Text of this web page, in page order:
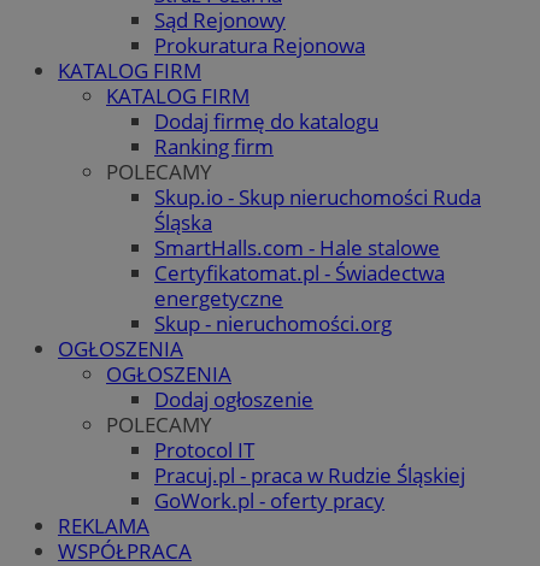
Sąd Rejonowy
Prokuratura Rejonowa
KATALOG FIRM
KATALOG FIRM
Dodaj firmę do katalogu
Ranking firm
POLECAMY
Skup.io - Skup nieruchomości Ruda
Śląska
SmartHalls.com - Hale stalowe
Certyfikatomat.pl - Świadectwa
energetyczne
Skup - nieruchomości.org
OGŁOSZENIA
OGŁOSZENIA
Dodaj ogłoszenie
POLECAMY
Protocol IT
Pracuj.pl - praca w Rudzie Śląskiej
GoWork.pl - oferty pracy
REKLAMA
WSPÓŁPRACA